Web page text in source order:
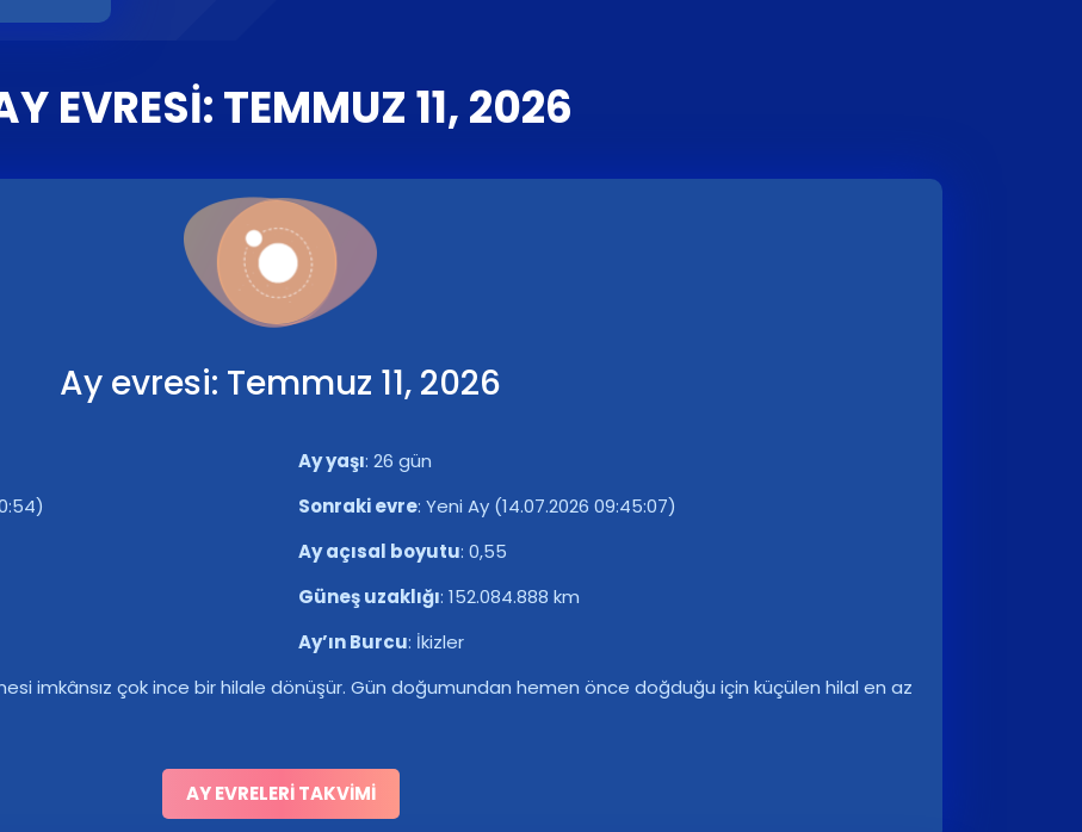
EVRESI: TEMMUZ 11, 2026
Ay evresi: Temmuz 11, 2026
Ay yaşı: 26 gün
Sonraki evre: Yeni Ay (14.07.2026 09:45:07)
Ay açısal boyutu: 0,55
Güneş uzaklığı: 152.084.888 km
Ay’ın Burcu: İkizler
imkânsız çok ince bir hilale dönüşür. Gün doğumundan hemen önce doğduğu için küçülen hilal en az
AY EVRELERI TAKVIMI